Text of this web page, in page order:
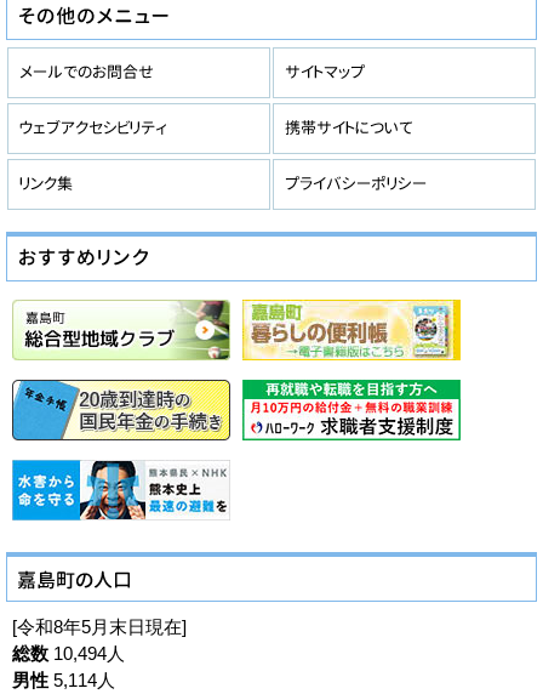
[令和8年5月末日現在]
総数 10,494人
男性 5,114人